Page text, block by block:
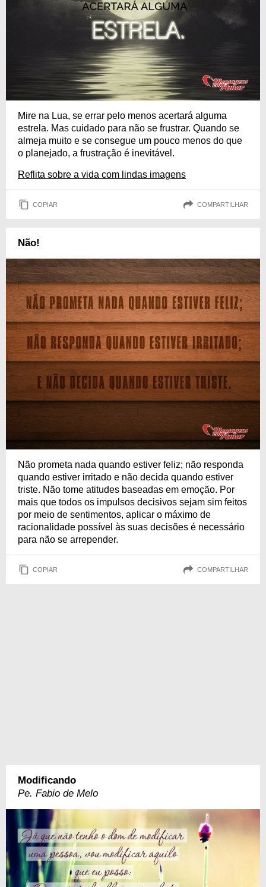
Mire na Lua, se errar pelo menos acertará alguma
estrela. Mas cuidado para não se frustrar. Quando se
almeja muito e se consegue um pouco menos do que
o planejado, a frustração é inevitável.
Reflita sobre a vida com lindas imagens
COPIAR COMPARTILHAR
Não!
Não prometa nada quando estiver feliz; não responda
quando estiver irritado e não decida quando estiver
triste. Não tome atitudes baseadas em emoção. Por
mais que todos os impulsos decisivos sejam sim feitos
por meio de sentimentos, aplicar o máximo de
racionalidade possível às suas decisões é necessário
para não se arrepender.
COPIAR COMPARTILHAR
Modificando
Pe. Fabio de Melo